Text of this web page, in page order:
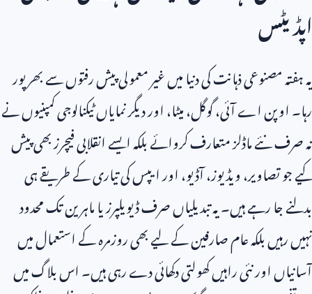
اپڈیٹس
یہ ہفتہ مصنوعی ذہانت کی دنیا میں غیر معمولی پیش رفتوں سے بھرپور
رہا۔ اوپن اے آئی، گوگل، میٹا، اور دیگر نمایاں ٹیکنالوجی کمپنیوں نے
نہ صرف نئے ماڈلز متعارف کروائے بلکہ ایسے انقلابی فیچرز بھی پیش
کیے جو تصاویر، ویڈیوز، آڈیو، اور ایپس کی تیاری کے طریقے ہی
بدلنے جا رہے ہیں۔ یہ تبدیلیاں صرف ڈیویلپرز یا ماہرین تک محدود
نہیں رہیں بلکہ عام صارفین کے لیے بھی روزمرہ کے استعمال میں
آسانیاں اور نئی راہیں کھولتی دکھائی دے رہی ہیں۔ اس بلاگ میں